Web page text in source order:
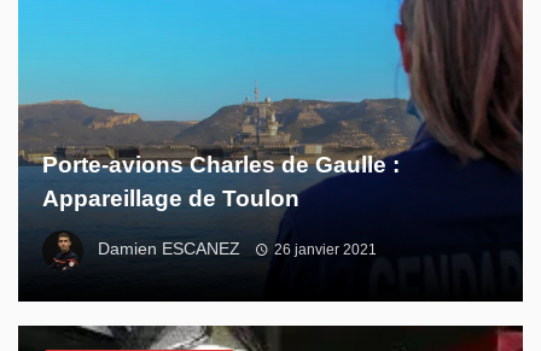
Porte-avions Charles de Gaulle :
Appareillage de Toulon
Damien ESCANEZ 26 janvier 2021